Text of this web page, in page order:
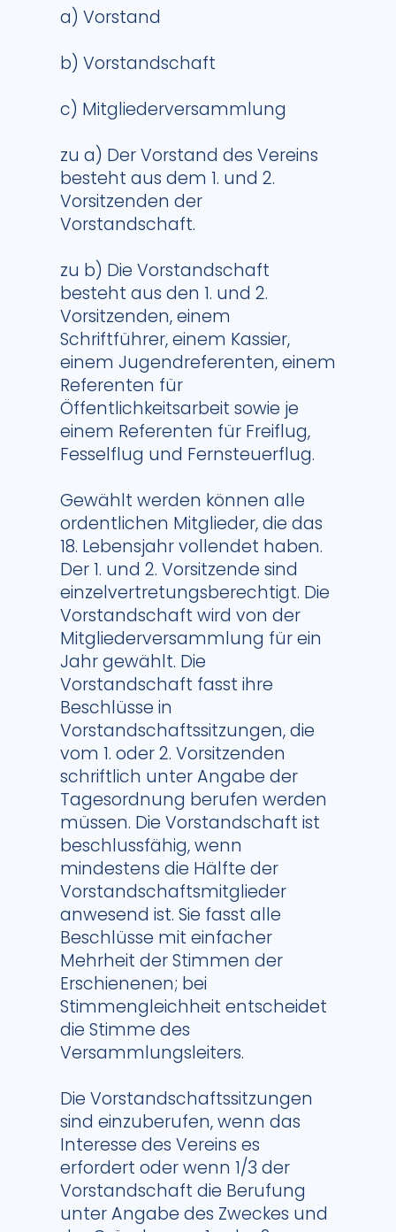
a) Vorstand
b) Vorstandschaft
c) Mitgliederversammlung
zu a) Der Vorstand des Vereins
besteht aus dem 1. und 2.
Vorsitzenden der
Vorstandschaft.
zu b) Die Vorstandschaft
besteht aus den 1. und 2.
Vorsitzenden, einem
Schriftführer, einem Kassier,
einem Jugendreferenten, einem
Referenten für
Öffentlichkeitsarbeit sowie je
einem Referenten für Freiflug,
Fesselflug und Fernsteuerflug.
Gewählt werden können alle
ordentlichen Mitglieder, die das
18. Lebensjahr vollendet haben.
Der 1. und 2. Vorsitzende sind
einzelvertretungsberechtigt. Die
Vorstandschaft wird von der
Mitgliederversammlung für ein
Jahr gewählt. Die
Vorstandschaft fasst ihre
Beschlüsse in
Vorstandschaftssitzungen, die
vom 1. oder 2. Vorsitzenden
schriftlich unter Angabe der
Tagesordnung berufen werden
müssen. Die Vorstandschaft ist
beschlussfähig, wenn
mindestens die Hälfte der
Vorstandschaftsmitglieder
anwesend ist. Sie fasst alle
Beschlüsse mit einfacher
Mehrheit der Stimmen der
Erschienenen; bei
Stimmengleichheit entscheidet
die Stimme des
Versammlungsleiters.
Die Vorstandschaftssitzungen
sind einzuberufen, wenn das
Interesse des Vereins es
erfordert oder wenn 1/3 der
Vorstandschaft die Berufung
unter Angabe des Zweckes und